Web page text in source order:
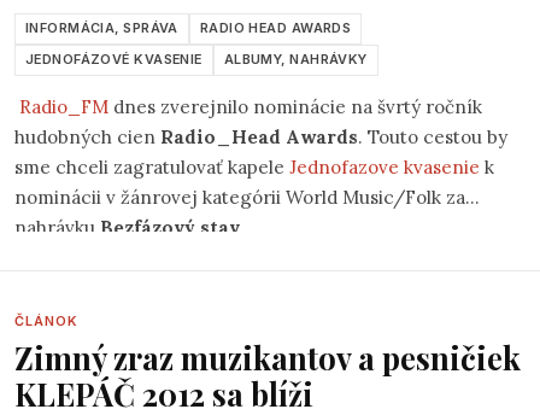
INFORMÁCIA, SPRÁVA
RADIO HEAD AWARDS
JEDNOFÁZOVÉ KVASENIE
ALBUMY, NAHRÁVKY
Radio_FM dnes zverejnilo nominácie na švrtý ročník
hudobných cien Radio_Head Awards. Touto cestou by
sme chceli zagratulovať kapele
Jednofazove kvasenie k
nominácii v žánrovej kategórii World Music/Folk za
nahrávku Bezfázový stav
ČLÁNOK
Zimný zraz muzikantov a pesničiek
KLEPÁČ 2012 sa blíži